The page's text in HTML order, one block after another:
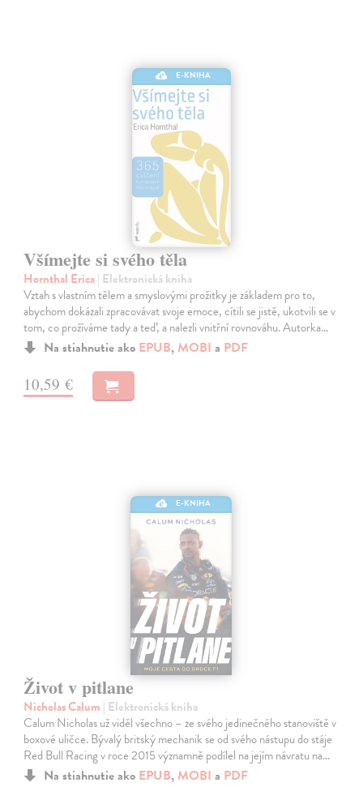
E-KNIHA
Všímejte si svého těla
Hornthal Erica| Elektronická kniha
Vztah s vlastním tělem a smyslovými prožitky je základem pro to,
abychom dokázali zpracovávat svoje emoce, cítili se jistě, ukotvili se v
tom, co prožíváme tady a teď, a nalezli vnitřní rovnováhu. Autorka…
Na stiahnutie ako EPUB, MOBI a PDF
10,59 €
E-KNIHA
Život v pitlane
Nicholas Calum | Elektronická kniha
Calum Nicholas už viděl všechno – ze svého jedinečného stanoviště v
boxové uličce. Bývalý britský mechanik se od svého nástupu do stáje
Red Bull Racing v roce 2015 významně podílel na jejím návratu na…
Na stiahnutie ako EPUB, MOBI a PDF